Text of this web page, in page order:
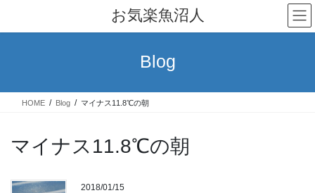
テ
ス
ゲ
ン
お気楽魚沼人
Blog
HOME Blog マイナス11.8℃の朝
マイナス11.8℃の朝
2018/01/15